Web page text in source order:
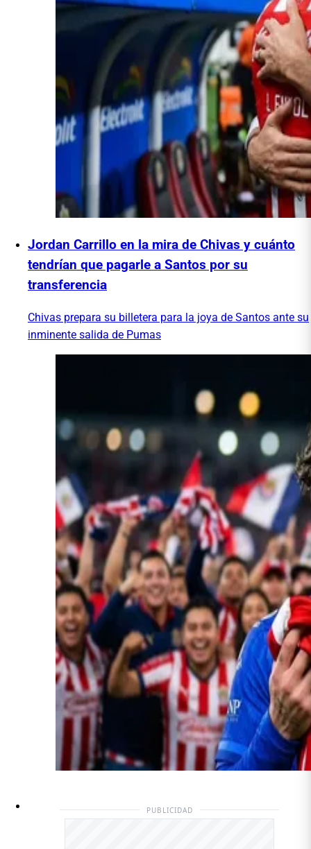
Jordan Carrillo en la mira de Chivas y cuánto
tendrían que pagarle a Santos por su
transferencia
Chivas prepara su billetera para la joya de Santos ante su
inminente salida de Pumas
PUBLICIDAD